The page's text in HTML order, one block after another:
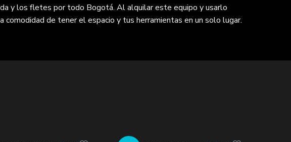
y los fletes por todo Bogotá. Al alquilar este equipo y usarlo
comodidad de tener el espacio y tus herramientas en un solo lugar.